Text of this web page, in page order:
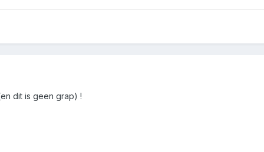
dit is geen grap) !